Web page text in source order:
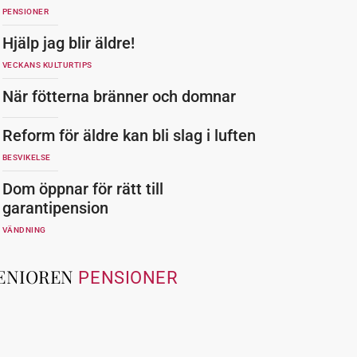
PENSIONER
Hjälp jag blir äldre!
VECKANS KULTURTIPS
När fötterna bränner och domnar
Reform för äldre kan bli slag i luften
BESVIKELSE
Dom öppnar för rätt till
garantipension
VÄNDNING
PENSIONER